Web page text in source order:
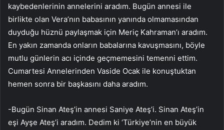
kaybedenlerinin annelerini aradım. Bugün annesi ile
birlikte olan Vera’nın babasının yanında olmamasından
duyduğu hüznü paylaşmak için Meriç Kahraman’ı aradım.
En yakın zamanda onların babalarına kavuşmasını, böyle
mutlu günlerin acı içinde geçmemesini temenni ettim.
Cumartesi Annelerinden Vaside Ocak ile konuştuktan
hemen sonra bir başkasını daha aradım.
-Bugün Sinan Ateş’in annesi Saniye Ateş’i. Sinan Ateş’in
eşi Ayşe Ateş’i aradım. Dedim ki ‘Türkiye’nin en büyük